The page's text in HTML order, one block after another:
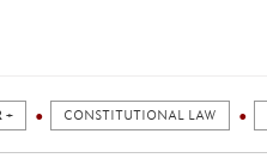
+ CONSTITUTIONAL LAW